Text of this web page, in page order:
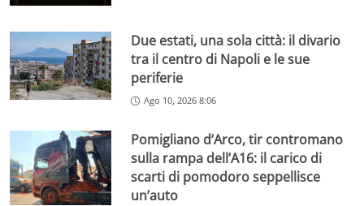
Due estati, una sola città: il divario
tra il centro di Napoli e le sue
periferie
Ago 10, 2026 8:06
Pomigliano d’Arco, tir contromano
sulla rampa dell’A16: il carico di
scarti di pomodoro seppellisce
un’auto